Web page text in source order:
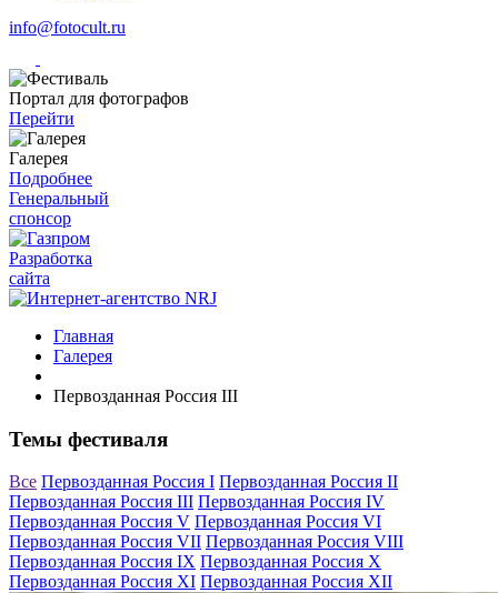
info@fotocult.ru
Портал для фотографов
Перейти
Галерея
Подробнее
Генеральный
спонсор
Разработка
сайта
Главная
Галерея
Первозданная Россия III
Темы фестиваля
Все Первозданная Россия I Первозданная Россия II
Первозданная Россия III Первозданная Россия IV
Первозданная Россия V Первозданная Россия VI
Первозданная Россия VII Первозданная Россия VIII
Первозданная Россия IX Первозданная Россия X
Первозданная Россия XI Первозданная Россия XII